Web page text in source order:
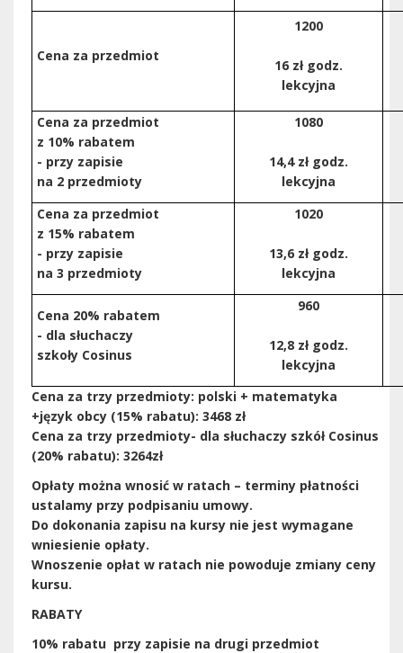
Cena za przedmiot
1200
16 zł godz.
lekcyjna
Cena za przedmiot
z 10% rabatem
- przy zapisie
na 2 przedmioty
1080
14,4 zł godz.
lekcyjna
Cena za przedmiot
z 15% rabatem
- przy zapisie
na 3 przedmioty
1020
13,6 zł godz.
lekcyjna
Cena 20% rabatem
- dla słuchaczy
szkoły Cosinus
960
12,8 zł godz.
lekcyjna
Cena za trzy przedmioty: polski + matematyka
+język obcy (15% rabatu): 3468 zł
Cena za trzy przedmioty- dla słuchaczy szkół Cosinus
(20% rabatu): 3264zł
Opłaty można wnosić w ratach – terminy płatności
ustalamy przy podpisaniu umowy.
Do dokonania zapisu na kursy nie jest wymagane
wniesienie opłaty.
Wnoszenie opłat w ratach nie powoduje zmiany ceny
kursu.
RABATY
10% rabatu przy zapisie na drugi przedmiot